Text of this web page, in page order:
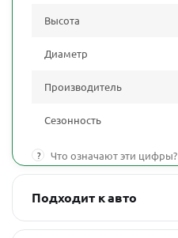
Высота
Диаметр
Производитель
Сезонность
? Что означают эти цифры?
Подходит к авто